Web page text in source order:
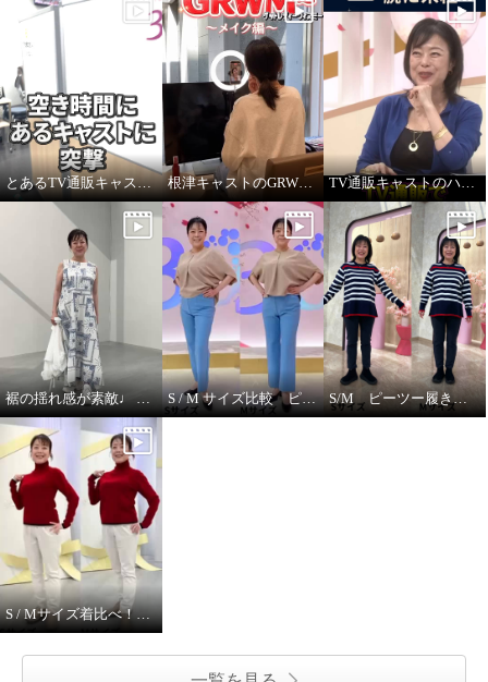
とあるTV通販キャストの髪型 根津キャストのGRWM～バブルファンデ紹介します！
裾の揺れ感が素敵♩ ハヤマブリーズ ワンピース S / M サイズ比較 ピーツー S/M ピーツー履き比べ
S / Mサイズ着比べ！ モカサンジュンコシマダ